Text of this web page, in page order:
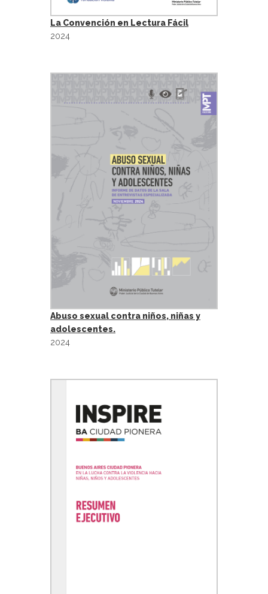
La Convención en Lectura Fácil
2024
Abuso sexual contra niños, niñas y
adolescentes.
2024